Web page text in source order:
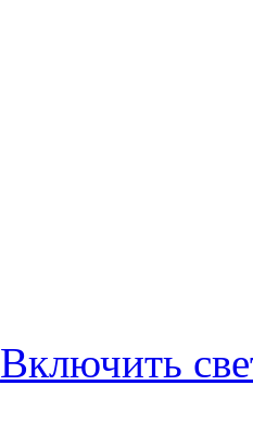
Включить